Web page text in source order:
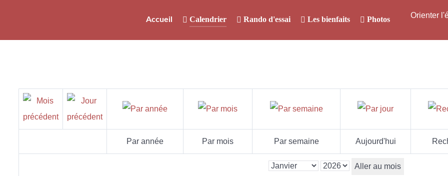
Accueil Calendrier Rando d'essai Les bienfaits Photos Orienter
Par année Par mois Par semaine Aujourd'hui
Aller au mois